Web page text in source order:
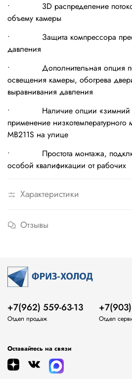
• 3D распределение потоков
объему камеры
• Защита компрессора
давления
• Дополнительная опция
освещения камеры, обогрева
выравнивания давления
• Наличие опции «зимний
применение
MB211S на улице
• Простота монтажа,
особой квалификации от рабочих
Характеристики
Отзывы
+7(962) 559-63-13
Отдел продаж Отдел
Оставайтесь на связи